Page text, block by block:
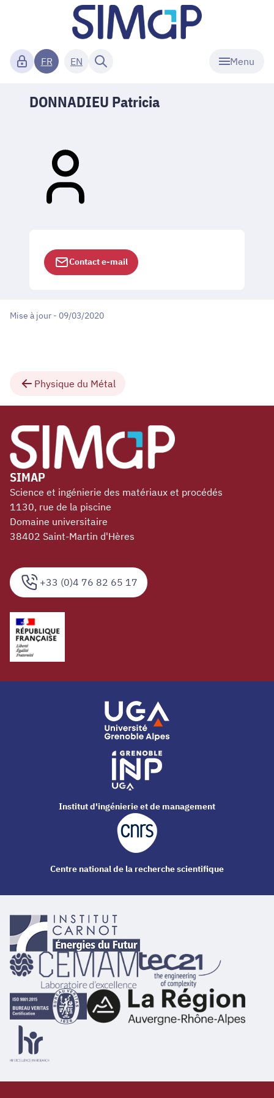
Menu
FR EN
DONNADIEU Patricia
Contact e-mail
Mise à jour - 09/03/2020
Physique du Métal
+33 (0)4 76 82 65 17
SIMAP
Science et ingénierie des matériaux et procédés
1130, rue de la piscine
Domaine universitaire
38402 Saint-Martin d'Hères
Institut d'ingénierie et de management
Centre national de la recherche scientifique